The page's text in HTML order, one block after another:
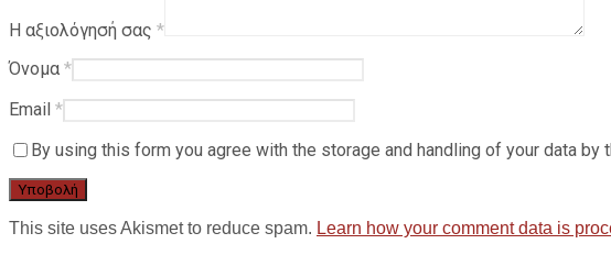
Η αξιολόγησή σας *
Όνομα *
Email *
By using this form you agree with the storage and handling of your data by
This site uses Akismet to reduce spam. Learn how your comment data is